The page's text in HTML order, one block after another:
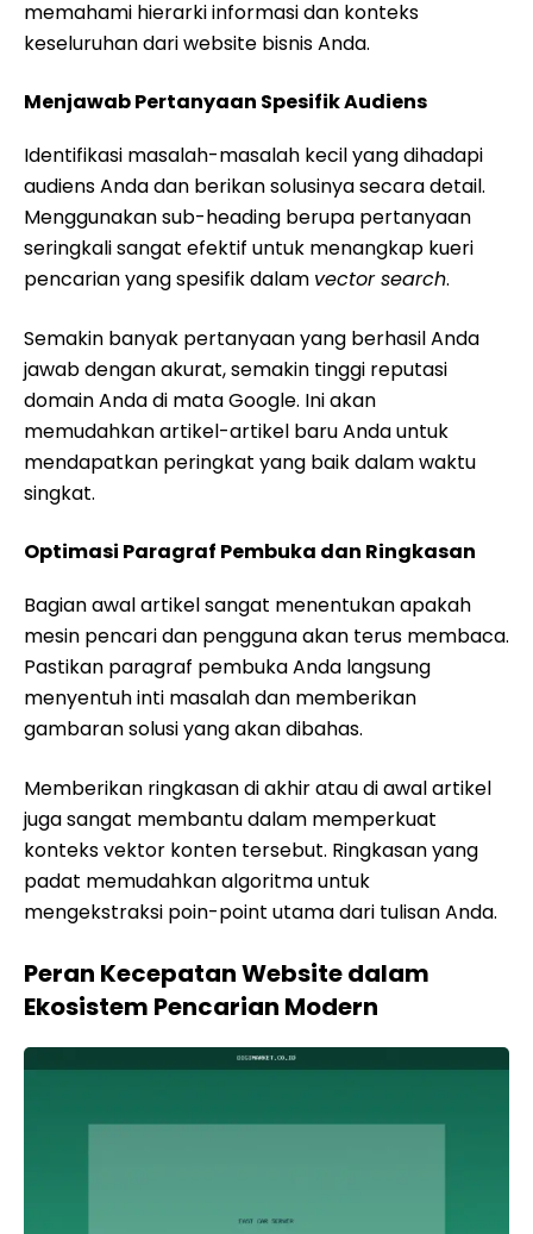
memahami hierarki informasi dan konteks
keseluruhan dari website bisnis Anda.
Menjawab Pertanyaan Spesifik Audiens
Identifikasi masalah-masalah kecil yang dihadapi
audiens Anda dan berikan solusinya secara detail.
Menggunakan sub-heading berupa pertanyaan
seringkali sangat efektif untuk menangkap kueri
pencarian yang spesifik dalam vector search.
Semakin banyak pertanyaan yang berhasil Anda
jawab dengan akurat, semakin tinggi reputasi
domain Anda di mata Google. Ini akan
memudahkan artikel-artikel baru Anda untuk
mendapatkan peringkat yang baik dalam waktu
singkat.
Optimasi Paragraf Pembuka dan Ringkasan
Bagian awal artikel sangat menentukan apakah
mesin pencari dan pengguna akan terus membaca.
Pastikan paragraf pembuka Anda langsung
menyentuh inti masalah dan memberikan
gambaran solusi yang akan dibahas.
Memberikan ringkasan di akhir atau di awal artikel
juga sangat membantu dalam memperkuat
konteks vektor konten tersebut. Ringkasan yang
padat memudahkan algoritma untuk
mengekstraksi poin-point utama dari tulisan Anda.
Peran Kecepatan Website dalam
Ekosistem Pencarian Modern